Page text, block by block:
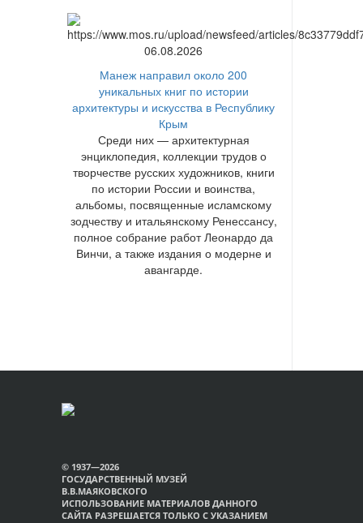
06.08.2026
Манеж направил около 200
уникальных книг по истории
архитектуры и искусства в Республику
Крым
Среди них — архитектурная
энциклопедия, коллекции трудов о
творчестве русских художников, книги
по истории России и воинства,
альбомы, посвященные исламскому
зодчеству и итальянскому Ренессансу,
полное собрание работ Леонардо да
Винчи, а также издания о модерне и
авангарде.
© 1937—2026
ГОСУДАРСТВЕННЫЙ МУЗЕЙ
В.В.МАЯКОВСКОГО
ИСПОЛЬЗОВАНИЕ МАТЕРИАЛОВ ДАННОГО
САЙТА РАЗРЕШАЕТСЯ ТОЛЬКО С УКАЗАНИЕМ